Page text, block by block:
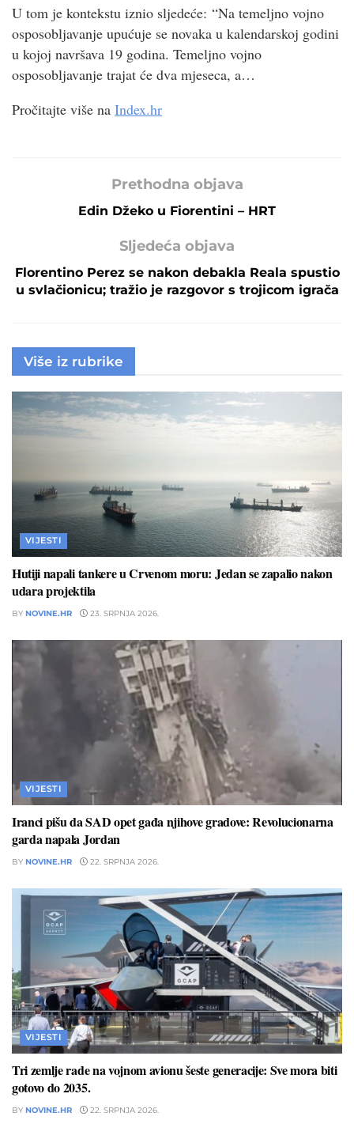
U tom je kontekstu iznio sljedeće: “Na temeljno vojno
osposobljavanje upućuje se novaka u kalendarskoj godini
u kojoj navršava 19 godina. Temeljno vojno
osposobljavanje trajat će dva mjeseca, a…
Pročitajte više na Index.hr
Prethodna objava
Edin Džeko u Fiorentini – HRT
Sljedeća objava
Florentino Perez se nakon debakla Reala spustio
u svlačionicu; tražio je razgovor s trojicom igrača
Više iz rubrike
VIJESTI
Hutiji napali tankere u Crvenom moru: Jedan se zapalio nakon
udara projektila
BY NOVINE.HR 23. SRPNJA 2026.
VIJESTI
Iranci pišu da SAD opet gađa njihove gradove: Revolucionarna
garda napala Jordan
BY NOVINE.HR 22. SRPNJA 2026.
VIJESTI
Tri zemlje rade na vojnom avionu šeste generacije: Sve mora biti
gotovo do 2035.
BY NOVINE.HR 22. SRPNJA 2026.